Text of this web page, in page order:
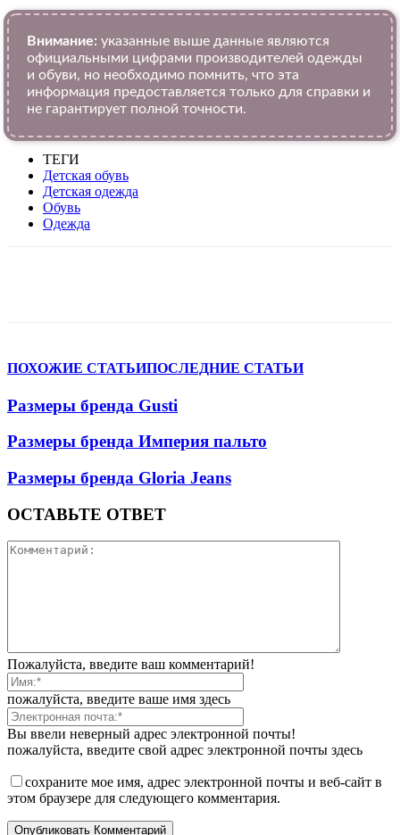
Внимание: указанные выше данные являются
официальными цифрами производителей одежды
и обуви, но необходимо помнить, что эта
информация предоставляется только для справки и
не гарантирует полной точности.
ТЕГИ
Детская обувь
Детская одежда
Обувь
Одежда
ПОХОЖИЕ СТАТЬИПОСЛЕДНИЕ СТАТЬИ
Размеры бренда Gusti
Размеры бренда Империя пальто
Размеры бренда Gloria Jeans
ОСТАВЬТЕ ОТВЕТ
Пожалуйста, введите ваш комментарий!
пожалуйста, введите ваше имя здесь
Вы ввели неверный адрес электронной почты!
пожалуйста, введите свой адрес электронной почты здесь
сохраните мое имя, адрес электронной почты и веб-сайт в
этом браузере для следующего комментария.